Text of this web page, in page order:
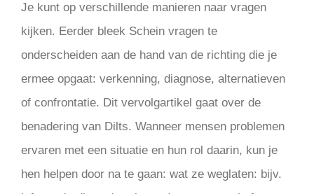
Je kunt op verschillende manieren naar vragen
kijken. Eerder bleek Schein vragen te
onderscheiden aan de hand van de richting die je
ermee opgaat: verkenning, diagnose, alternatieven
of confrontatie. Dit vervolgartikel gaat over de
benadering van Dilts. Wanneer mensen problemen
ervaren met een situatie en hun rol daarin, kun je
hen helpen door na te gaan: wat ze weglaten: bijv.